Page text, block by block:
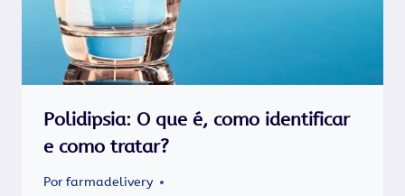
Polidipsia: O que é, como identificar
e como tratar?
Porfarmadelivery